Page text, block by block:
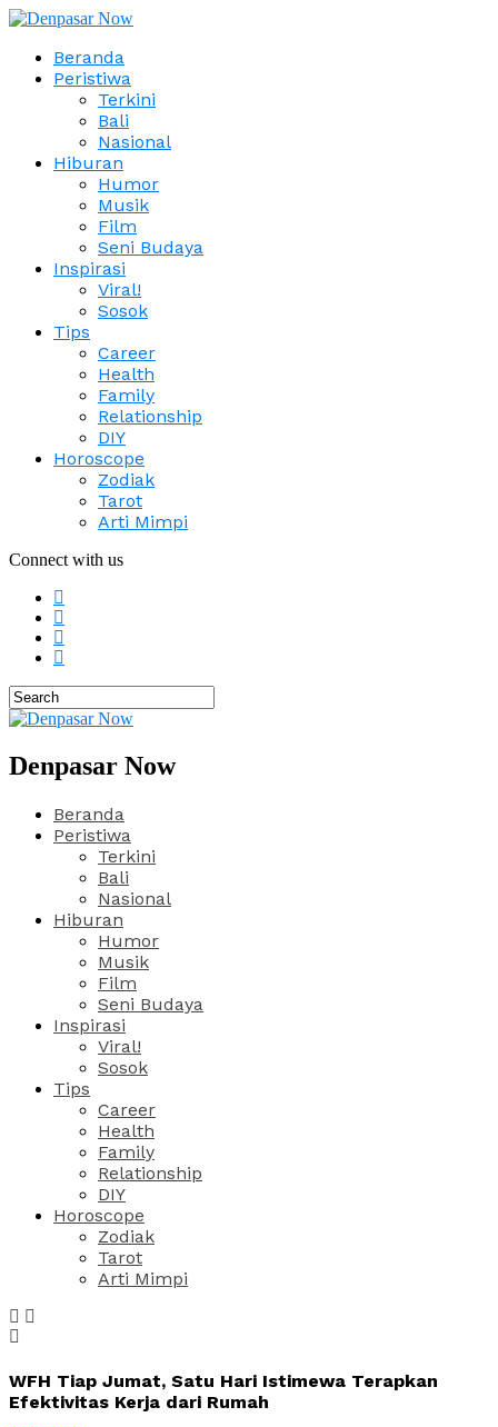
Beranda
Peristiwa
Terkini
Bali
Nasional
Hiburan
Humor
Musik
Film
Seni Budaya
Inspirasi
Viral!
Sosok
Tips
Career
Health
Family
Relationship
DIY
Horoscope
Zodiak
Tarot
Arti Mimpi
Connect with us
Denpasar Now
Beranda
Peristiwa
Terkini
Bali
Nasional
Hiburan
Humor
Musik
Film
Seni Budaya
Inspirasi
Viral!
Sosok
Tips
Career
Health
Family
Relationship
DIY
Horoscope
Zodiak
Tarot
Arti Mimpi
WFH Tiap Jumat, Satu Hari Istimewa Terapkan
Efektivitas Kerja dari Rumah